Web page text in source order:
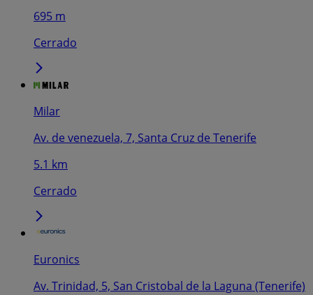
695 m
Cerrado
Milar
Av. de venezuela, 7, Santa Cruz de Tenerife
5.1 km
Cerrado
Euronics
Av. Trinidad, 5, San Cristobal de la Laguna (Tenerife)